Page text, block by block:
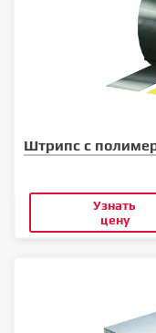
Штрипс с
Узнать
цену